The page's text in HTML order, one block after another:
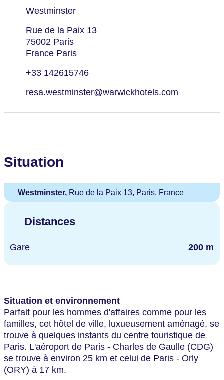
Westminster
Rue de la Paix 13
75002 Paris
France Paris
+33 142615746
resa.westminster@warwickhotels.com
Situation
Westminster, Rue de la Paix 13, Paris, France
Distances
Gare 200 m
Situation et environnement
Parfait pour les hommes d'affaires comme pour les
familles, cet hôtel de ville, luxueusement aménagé, se
trouve à quelques instants du centre touristique de
Paris. L'aéroport de Paris - Charles de Gaulle (CDG)
se trouve à environ 25 km et celui de Paris - Orly
(ORY) à 17 km.